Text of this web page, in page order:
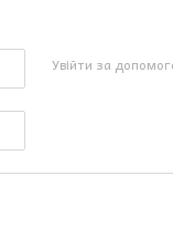
яблук, груш, слив —
на вітрі.
Відчуття
Увійти за